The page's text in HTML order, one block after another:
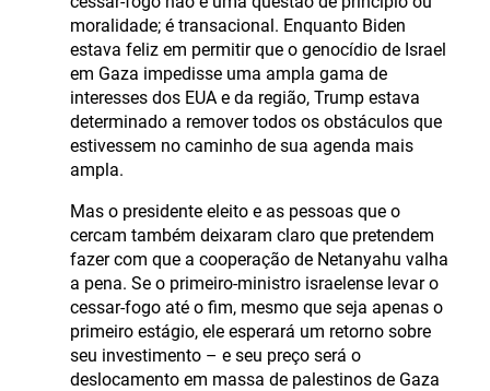
moralidade; é transacional. Enquanto Biden
estava feliz em permitir que o genocídio de Israel
em Gaza impedisse uma ampla gama de
interesses dos EUA e da região, Trump estava
determinado a remover todos os obstáculos que
estivessem no caminho de sua agenda mais
ampla.
Mas o presidente eleito e as pessoas que o
cercam também deixaram claro que pretendem
fazer com que a cooperação de Netanyahu valha
a pena. Se o primeiro-ministro israelense levar o
cessar-fogo até o fim, mesmo que seja apenas o
primeiro estágio, ele esperará um retorno sobre
seu investimento – e seu preço será o
deslocamento em massa de palestinos de Gaza